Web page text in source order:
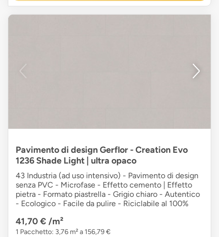
Pavimento di design Gerflor - Creation Evo
1236 Shade Light | ultra opaco
43 Industria (ad uso intensivo) - Pavimento di design
senza PVC - Microfase - Effetto cemento | Effetto
pietra - Formato piastrella - Grigio chiaro - Autentico
- Ecologico - Facile da pulire - Riciclabile al 100%
41,70 € /m²
1 Pacchetto: 3,76 m² a 156,79 €